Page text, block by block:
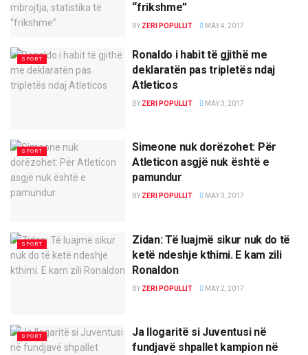
“frikshme”
BY ZERI POPULLIT MAY 4, 2017
SPORT
Ronaldo i habit të gjithë me
deklaratën pas tripletës ndaj
Atleticos
BY ZERI POPULLIT MAY 3, 2017
SPORT
Simeone nuk dorëzohet: Për
Atleticon asgjë nuk është e
pamundur
BY ZERI POPULLIT MAY 3, 2017
SPORT
Zidan: Të luajmë sikur nuk do të
ketë ndeshje kthimi. E kam zili
Ronaldon
BY ZERI POPULLIT MAY 2, 2017
SPORT
Ja llogaritë si Juventusi në
fundjavë shpallet kampion në